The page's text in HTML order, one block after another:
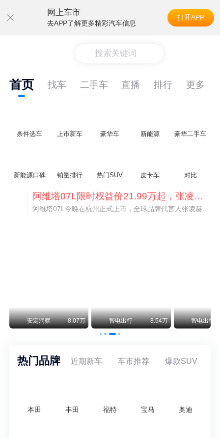
网上车市
去APP了解更多精彩汽车信息
打开APP
搜索关键词
首页 找车 二手车 直播 排行 更多
条件选车 上市新车 豪华车 新能源 豪华二手车
新能源口碑 销量排行 热门SUV 皮卡车 对比
阿维塔07L限时权益价21.99万起，张凌赫成首位车主
阿维塔07L今晚在杭州正式上市，全球品牌代言人张凌赫现场提车，成为这台车的第一位主人。三个版本：Elite纯电版22.99万，Max+后驱纯电版24.99万，Ultra三电机四驱版27.99万。
安定洞察 8.07万 智电出行 8.54万 智电出行
热门品牌 近期新车 车市推荐 爆款SUV
本田 丰田 福特 宝马 奥迪